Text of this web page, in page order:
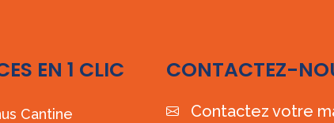
EN 1 CLIC
Cantine
CONTACTEZ-
Contactez votre